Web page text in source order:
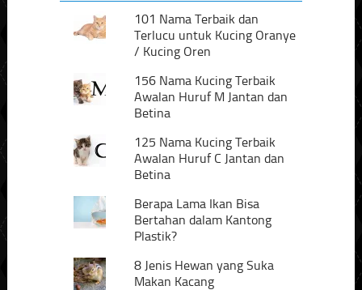
101 Nama Terbaik dan
Terlucu untuk Kucing Oranye
/ Kucing Oren
156 Nama Kucing Terbaik
Awalan Huruf M Jantan dan
Betina
125 Nama Kucing Terbaik
Awalan Huruf C Jantan dan
Betina
Berapa Lama Ikan Bisa
Bertahan dalam Kantong
Plastik?
8 Jenis Hewan yang Suka
Makan Kacang